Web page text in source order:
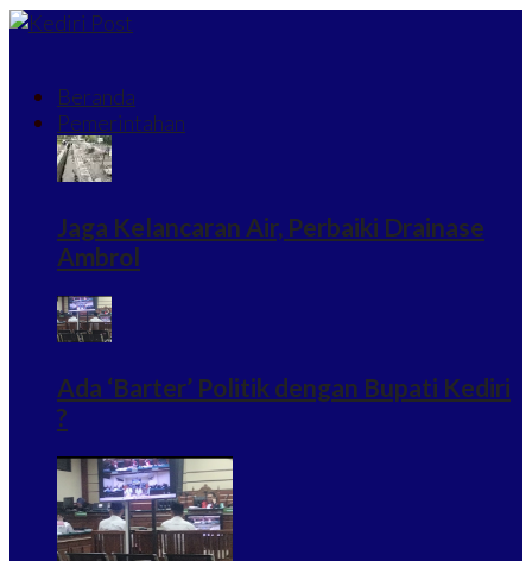
Beranda
Pemerintahan
Jaga Kelancaran Air, Perbaiki Drainase
Ambrol
Ada ‘Barter’ Politik dengan Bupati Kediri
?